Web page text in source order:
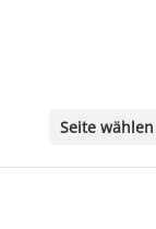
Seite wählen